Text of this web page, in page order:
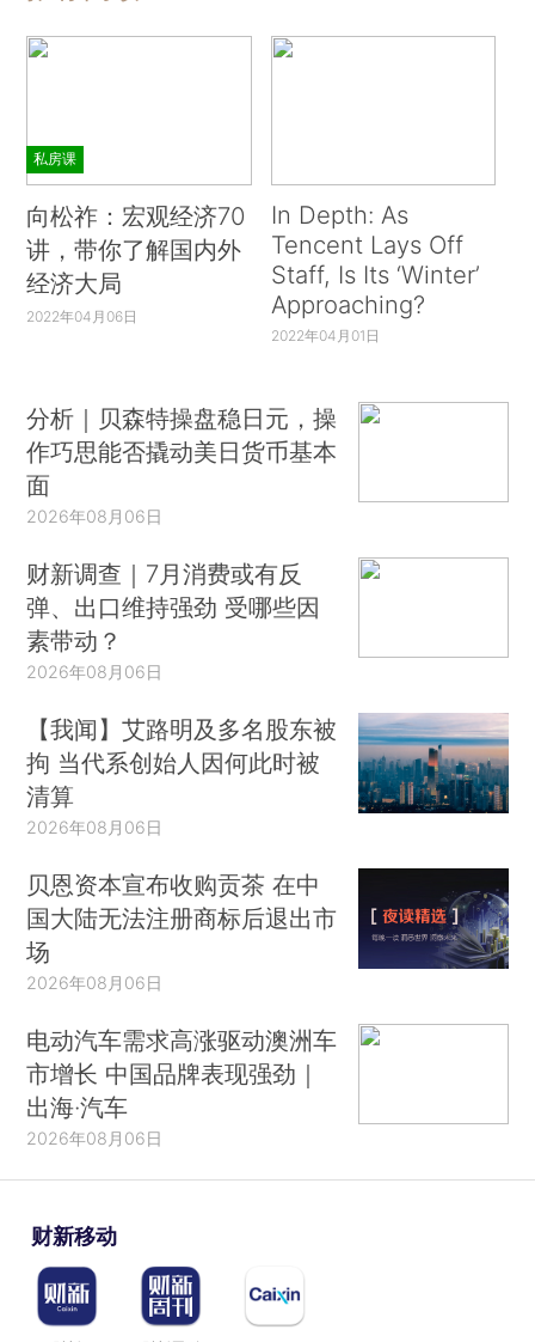
私房课
向松祚：宏观经济70
讲，带你了解国内外
经济大局
2022年04月06日
In Depth: As
Tencent Lays Off
Staff, Is Its ‘Winter’
Approaching?
2022年04月01日
分析｜贝森特操盘稳日元，操
作巧思能否撬动美日货币基本
面
2026年08月06日
财新调查｜7月消费或有反
弹、出口维持强劲 受哪些因
素带动？
2026年08月06日
【我闻】艾路明及多名股东被
拘 当代系创始人因何此时被
清算
2026年08月06日
贝恩资本宣布收购贡茶 在中
国大陆无法注册商标后退出市
场
2026年08月06日
电动汽车需求高涨驱动澳洲车
市增长 中国品牌表现强劲｜
出海·汽车
2026年08月06日
财新移动